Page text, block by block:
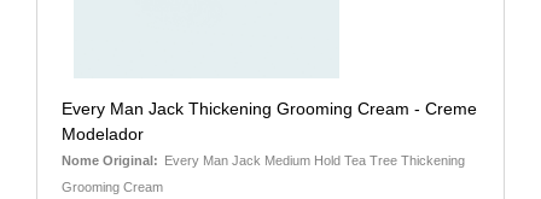
Every Man Jack Thickening Grooming Cream - Creme
Modelador
Nome Original: Every Man Jack Medium Hold Tea Tree Thickening
Grooming Cream